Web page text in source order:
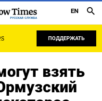
РУССКАЯ СЛУЖБА
EN
ПОДДЕРЖАТЬ
взять